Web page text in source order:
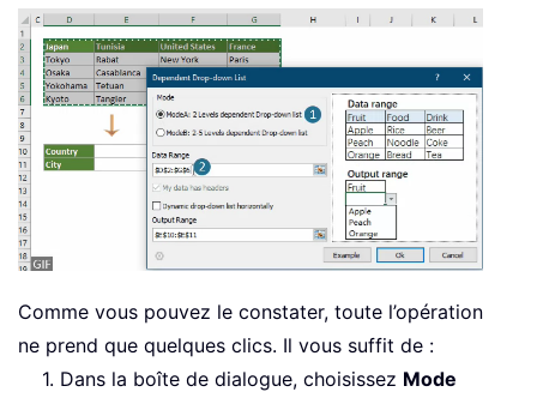
Comme vous pouvez le constater, toute l’opération
ne prend que quelques clics. Il vous suffit de :
1. Dans la boîte de dialogue, choisissez Mode